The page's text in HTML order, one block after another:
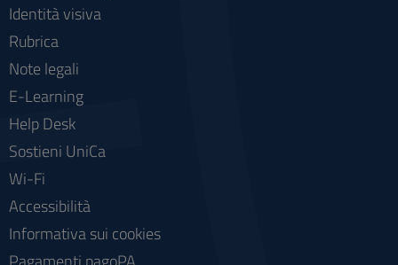
Identità visiva
Rubrica
Note legali
E-Learning
Help Desk
Sostieni UniCa
Wi-Fi
Accessibilità
Informativa sui cookies